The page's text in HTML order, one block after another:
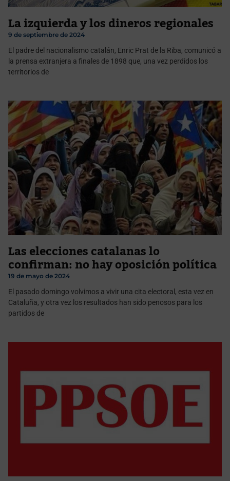
La izquierda y los dineros regionales
9 de septiembre de 2024
El padre del nacionalismo catalán, Enric Prat de la Riba, comunicó a
la prensa extranjera a finales de 1898 que, una vez perdidos los
territorios de
Las elecciones catalanas lo
confirman: no hay oposición política
19 de mayo de 2024
El pasado domingo volvimos a vivir una cita electoral, esta vez en
Cataluña, y otra vez los resultados han sido penosos para los
partidos de